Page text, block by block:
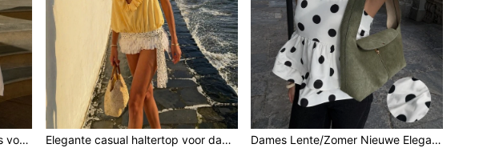
Elegante casual beige korte jas voor dames - gelaagd rugontwerp, knoopdetail in de taille, opstaande kraag met knopen, vleermuismouwen, losse pasvorm, geschikt voor lente, herfst en winter
Elegante casual haltertop voor dames - Diepe V-hals, open rug, haltermodel, plooien aan de voorkant, paddenstoelknoopjes, lichtgewicht, lente/zomer
Dames Lente/Zomer Nieuwe Elegante Casual Mode Klassieke Polka Dot Print Dubbele Laag Ruche Zoom Camisole Top - Dubbele Laag Ruche, Geplooid, Verstelbare Bandjes, Korte Lengte, Lichtgewicht, Dagelijks Woon-werkverkeer, Vakantie, Valentijnsdag, Casual Uitje